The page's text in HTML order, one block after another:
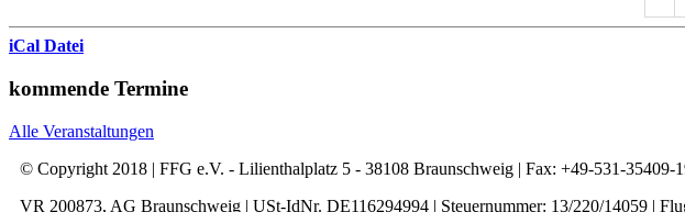
iCal Datei
kommende Termine
Alle Veranstaltungen
© Copyright 2018 | FFG e.V. - Lilienthalplatz 5 - 38108 Braunschweig | Fax: +49-531-35409-
VR 200873, AG Braunschweig | USt-IdNr. DE116294994 | Steuernummer: 13/220/14059 |